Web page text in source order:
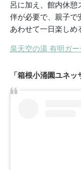
呂に加え、館内休憩
伴が必要で、親子で
あわせて一日楽しめ
泉天空の湯 有明ガー
「箱根小涌園ユネ